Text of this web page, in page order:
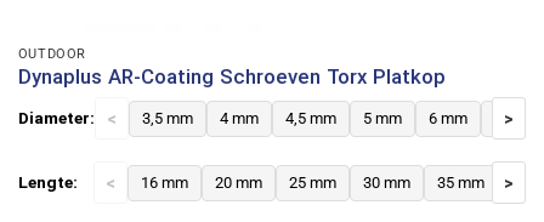
OUTDOOR
Dynaplus AR-Coating Schroeven Torx Platkop
Diameter: < 3,5 mm 4 mm 4,5 mm 5 mm 6 mm 8 mm
>
Lengte: < 16 mm 20 mm 25 mm 30 mm 35 mm 40
>